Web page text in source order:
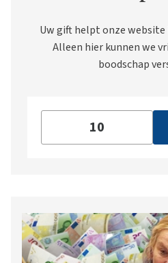
Uw gift helpt onze website
Alleen hier kunnen we
boodschap